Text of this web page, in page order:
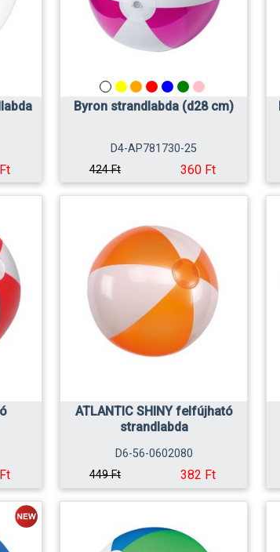
Byron strandlabda (d28 cm)
D4-AP781730-25
424 Ft
360 Ft
ATLANTIC SHINY felfújható
strandlabda
D6-56-0602080
449 Ft
382 Ft